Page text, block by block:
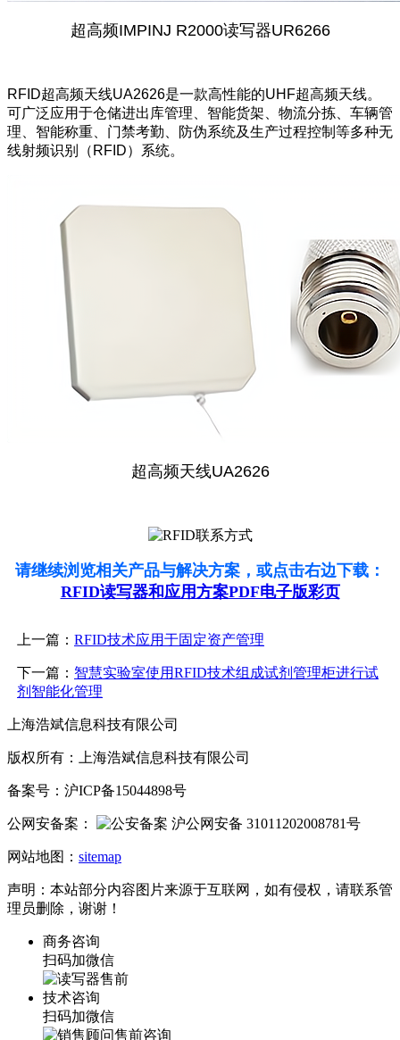
超高频IMPINJ R2000读写器UR6266
RFID超高频天线UA2626是一款高性能的UHF超高频天线。
可广泛应用于仓储进出库管理 智能货架 、物流分拣、 车辆管
理 、智能称重、门禁考勤、防伪系统及生产过程控制等多种无
线射频识别（RFID）系统。
超高频天线UA2626
请继续浏览相关产品与解决方案，或点击右边下载：
RFID读写器和应用方案PDF电子版彩页
上一篇： RFID技术应用于固定资产管理
下一篇： 智慧实验室使用RFID技术组成试剂管理柜进行试
剂智能化管理
上海浩斌信息科技有限公司
版权所有：上海浩斌信息科技有限公司
备案号：沪ICP备15044898号
公网安备案： 沪公网安备 31011202008781号
网站地图： sitemap
声明：本站部分内容图片来源于互联网，如有侵权，请联系管
理员删除，谢谢！
商务咨询
扫码加微信
技术咨询
扫码加微信